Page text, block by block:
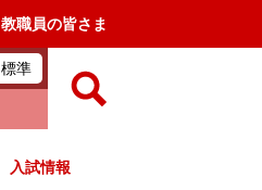
教職員の皆さま
標準
入試情報